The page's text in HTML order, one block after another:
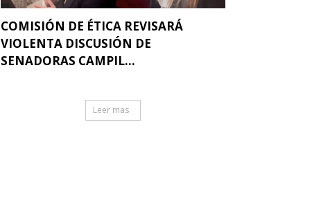
COMISIÓN DE ÉTICA REVISARÁ
VIOLENTA DISCUSIÓN DE
SENADORAS CAMPIL...
Leer mas